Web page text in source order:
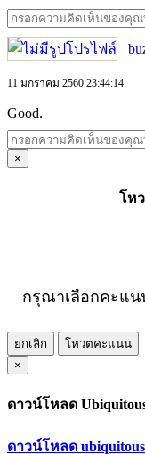
11 มกราคม 2560 23:44:14
Good.
×
โห
กรุณาเลือกคะแน
ยกเลิก
โหวตคะแนน
×
ดาวน์โหลด
ดาวน์โหลด